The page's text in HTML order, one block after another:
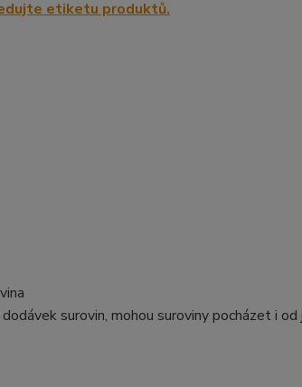
surovin, mohou suroviny pocházet i od